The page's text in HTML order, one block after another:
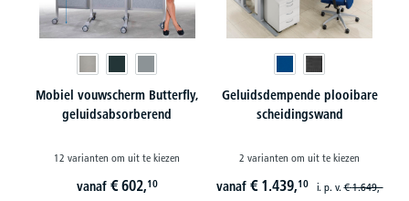
Mobiel vouwscherm Butterfly,
geluidsabsorberend
12 varianten om uit te kiezen
vanaf € 602,10
Geluidsdempende plooibare
scheidingswand
2 varianten om uit te kiezen
vanaf € 1.439,10 i. p. v.€ 1.649,-